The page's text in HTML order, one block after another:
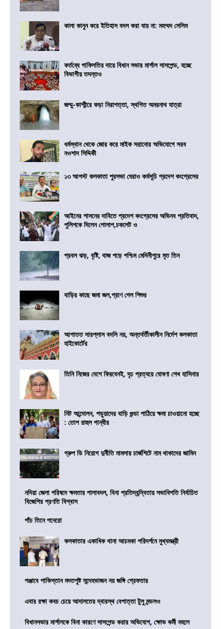
কালা কানুন করে ইতিহাস বদল করা যায় না: মহম্মদ সেলিম
কর্তব্যে গাফিলতির দায়ে বিধান সভার মার্শাল সাসপেন্ড, হচ্ছে
বিভাগীয় তদন্তও
জম্মু-কাশ্মীরে কড়া নিরাপত্তা, স্থগিত অমরনাথ যাত্রা
ধর্মস্থান থেকে জোর করে মাইক সরানোর অভিযোগে সরব
নওশাদ সিদ্দিকী
১৩ আগস্ট কলকাতা পুরসভা ঘেরাও কর্মসূচি প্রদেশ কংগ্রেসের
আইনের শাসনের দাবিতে প্রদেশ কংগ্রেসের অভিনব প্রতিবাদ,
পুলিশকে দিলেন গোলাপ,চকলেট ও
প্রবল ঝড়, বৃষ্টি, বাজ পড়ে পশ্চিম মেদিনীপুরে মৃত তিন
বাড়ির কাছে জমা জল,প্রাণ গেল শিশুর
আপাতত সারপ্লাস বদলি নয়, অন্তর্বর্তীকালীন নির্দেশ কলকাতা
হাইকোর্টের
তিনি নিজের দেশে ফিরবেনই, দৃঢ প্রত্যয়ে ঘোষণা শেখ হাসিনার
নিট আন্দোলন, পড়ুয়াদের বাড়ি গুন্ডা পাঠিয়ে ক্ষমা চাওয়ানো হচ্ছে
: তোপ রাহুল গান্ধীর
গ্রুপ ডি নিয়োগ দুর্নীতি মামলায় চার্জশিটে নাম থাকাদের জামিন
নদিয়া জেলা পরিষদে ক্ষমতার পালাবদল, বিনা প্রতিদ্বন্দ্বিতায় সভাধিপতি নির্বাচিত
বিজেপির প্রণতি বিশ্বাস
পাঁচ তিনে পনেরো
কলকাতার একাধিক থানা আচমকা পরিদর্শনে মুখ্যমন্ত্রী
পঞ্জাবে পাকিস্তান মদতপুষ্ট সন্দেহভাজন নয় জঙ্গি গ্রেফতার
এবার রক্ষা কবচ চেয়ে আদালতের দ্বারস্থ বেপাত্তা টুলু মন্ডলও
বিধানসভার মার্শালকে বিনা কারণে সাসপেন্ড করার অভিযোগ, ক্ষোভ কর্মী মহলে